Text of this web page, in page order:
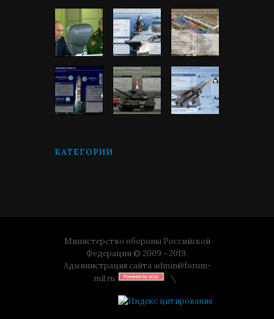
КАТЕГОРИИ
Министерство обороны Российской
Федерации © 2009 - 2019.
Администрация сайта admin@forum-
mil.ru